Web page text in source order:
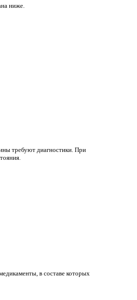
ниже.
требуют диагностики. При
в составе которых